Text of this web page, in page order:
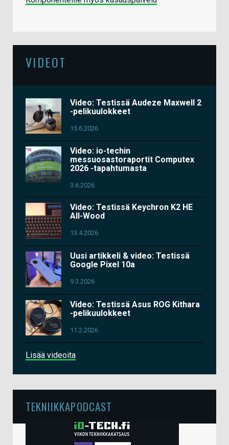
VIDEOT
Video: Testissä Audeze Maxwell 2
-pelikuulokkeet
15.6.2026
Video: io-techin
messuosastoraportit Computex
2026 -tapahtumasta
3.6.2026
Video: Testissä Keychron K2 HE
All-Wood
13.4.2026
Uusi artikkeli & video: Testissä
Google Pixel 10a
9.3.2026
Video: Testissä Asus ROG Kithara
-pelikuulokkeet
11.2.2026
Lisää videoita
TEKNIIKKAPODCAST